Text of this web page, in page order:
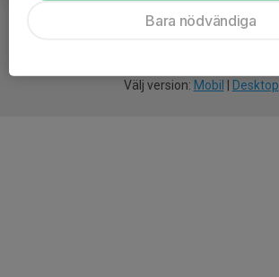
Välj version: Mobil Desktop
Bara nödvändiga